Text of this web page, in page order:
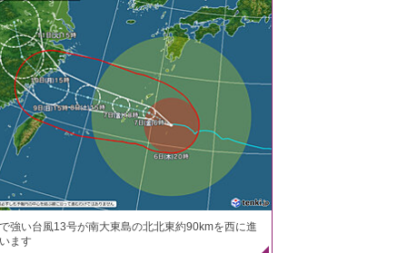
強い台風13号が南大東島の北北東約90kmを西に進
ます